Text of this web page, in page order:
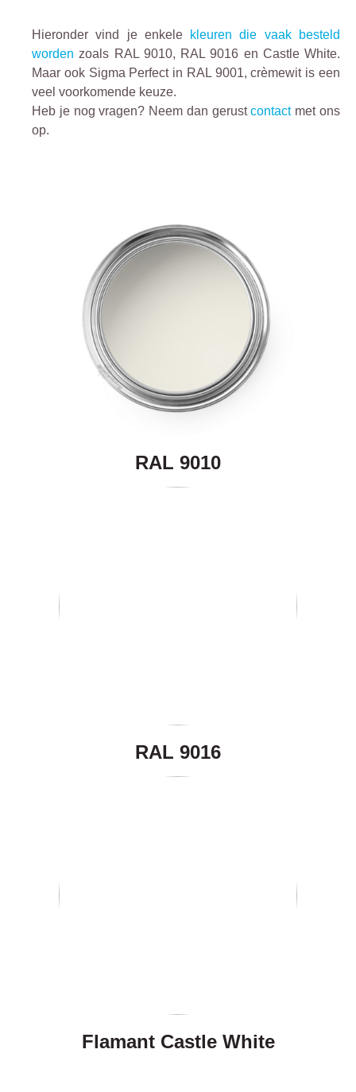
Hieronder vind je enkele
kleuren die vaak besteld
worden zoals RAL 9010, RAL 9016 en Castle White.
Maar ook Sigma Perfect in RAL 9001, crèmewit is een
veel voorkomende keuze.
Heb je nog vragen? Neem dan gerustcontact met ons
op.
RAL 9010
RAL 9016
Flamant Castle White